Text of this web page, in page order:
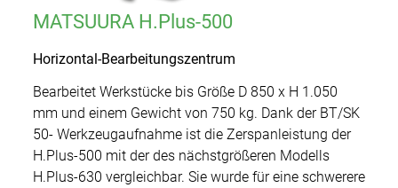
Additive Manufacturing
Anwendungen
Automotive/Motorsport
Service
MATSUURA H.Plus-500
Horizontal-Bearbeitungszentrum
Bearbeitet Werkstücke bis Größe D 850 x H 1.050
mm und einem Gewicht von 750 kg. Dank der BT/SK
50- Werkzeugaufnahme ist die Zerspanleistung der
H.Plus-500 mit der des nächstgrößeren Modells
H.Plus-630 vergleichbar. Sie wurde für eine schwerere